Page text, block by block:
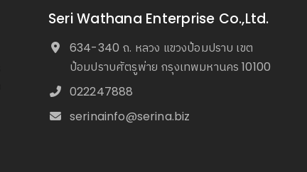
Seri Wathana Enterprise Co.,Ltd.
634-340 ถ. หลวง แขวงป้อมปราบ เขต
ป้อมปราบศัตรูพ่าย กรุงเทพมหานคร 10100
022247888
serinainfo@serina.biz